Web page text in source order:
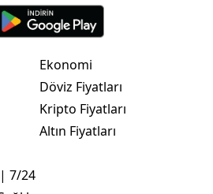
7/24
Ekonomi
Döviz Fiyatları
Kripto Fiyatları
Altın Fiyatları